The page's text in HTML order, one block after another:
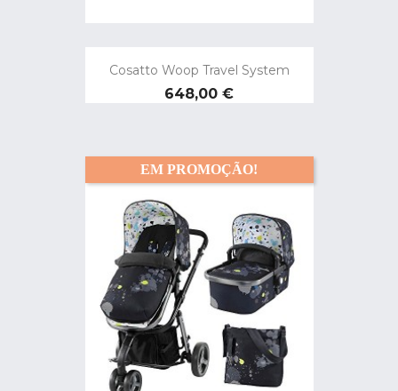
Cosatto Woop Travel System
Preço
648,00 €
EM PROMOÇÃO!